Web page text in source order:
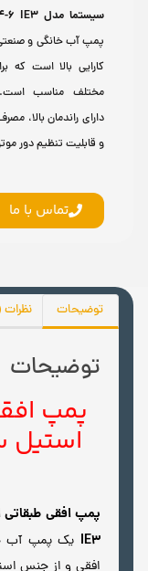
سیستما مدل MRXt 4-6 IE3
پمپ آب خانگی و
کارایی بالا است که
مختلف مناسب
دارای راندمان بالا،
و قابلیت تنظیم دور
تماس با ما
توضیحات نظرات
توضیحات
پمپ
IE3 یک پمپ آب